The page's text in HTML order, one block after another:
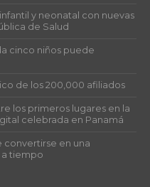
y neonatal con nuevas
de Salud
cinco niños puede
de los 200,000 afiliados
los primeros lugares en la
celebrada en Panamá
convertirse en una
a tiempo